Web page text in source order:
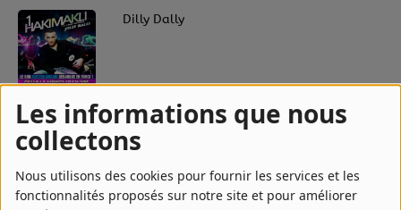
Les informations que nous
collectons
Nous utilisons des cookies pour fournir les services et les
fonctionnalités proposés sur notre site et pour améliorer
1 Dilly Dally
2 Ding Dong
3 Dollaly